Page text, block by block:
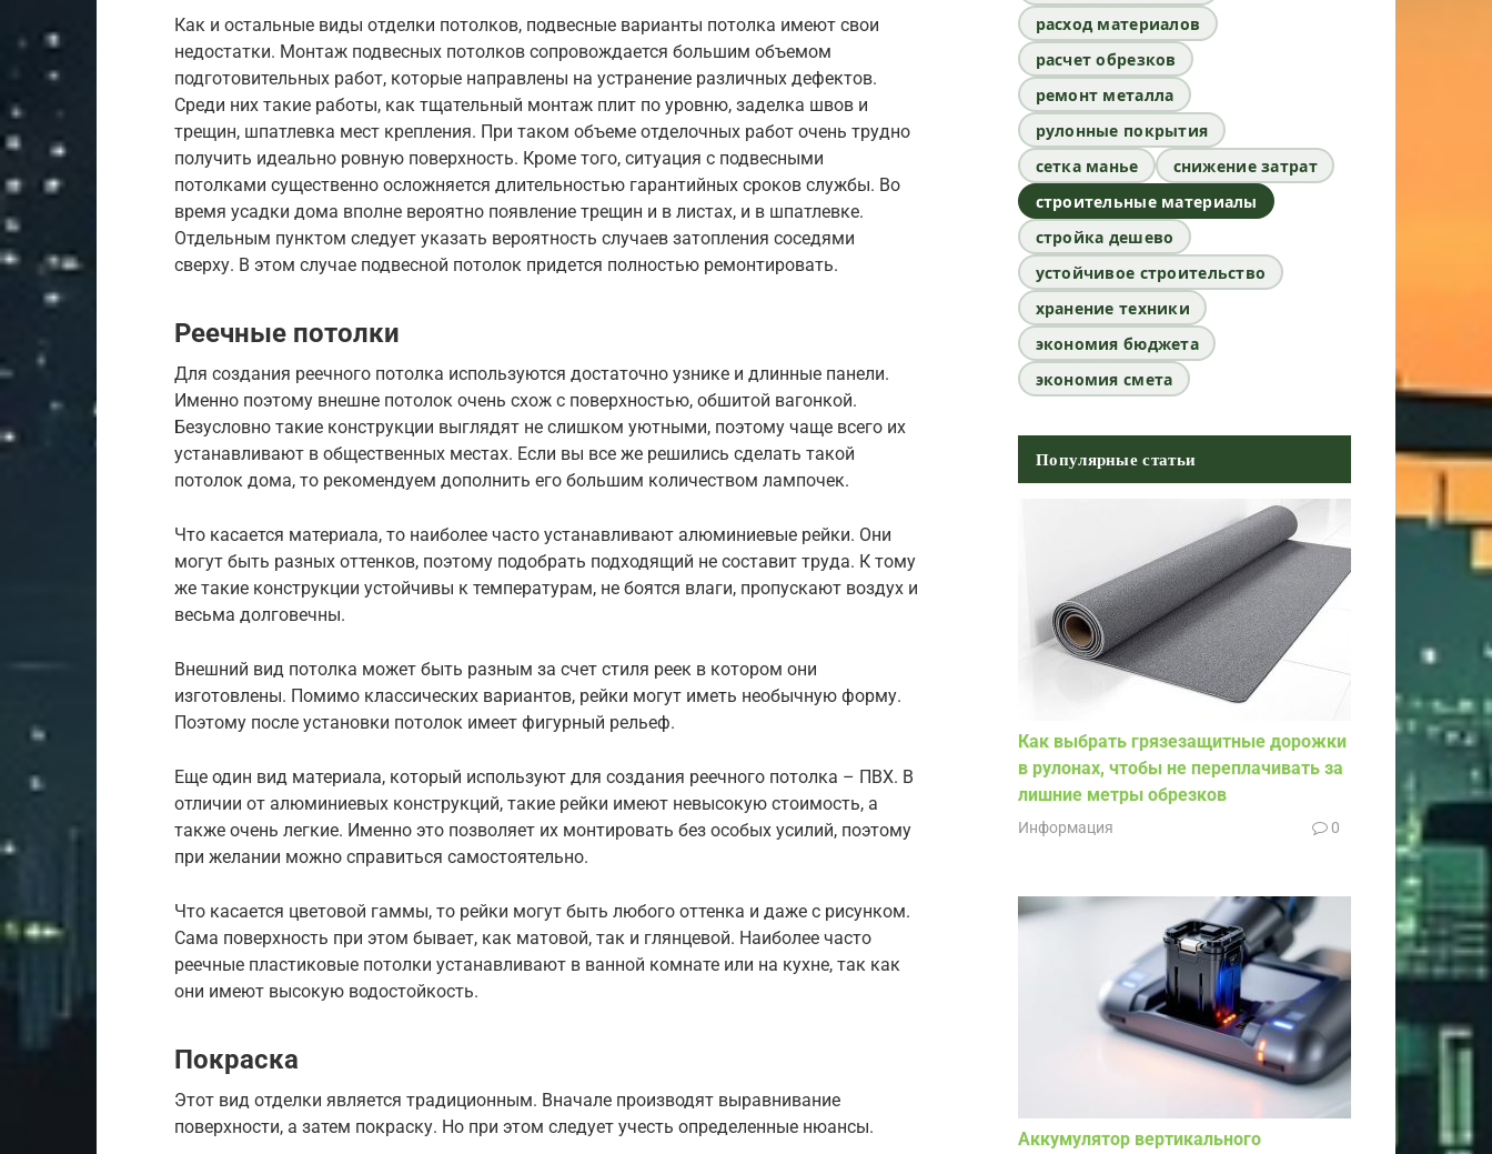
Как и остальные виды отделки потолков, подвесные варианты потолка имеют свои
недостатки. Монтаж подвесных потолков сопровождается большим объемом
подготовительных работ, которые направлены на устранение различных дефектов.
Среди них такие работы, как тщательный монтаж плит по уровню, заделка швов и
трещин, шпатлевка мест крепления. При таком объеме отделочных работ очень трудно
получить идеально ровную поверхность. Кроме того, ситуация с подвесными
потолками существенно осложняется длительностью гарантийных сроков службы. Во
время усадки дома вполне вероятно появление трещин и в листах, и в шпатлевке.
Отдельным пунктом следует указать вероятность случаев затопления соседями
сверху. В этом случае подвесной потолок придется полностью ремонтировать.
Реечные потолки
Для создания реечного потолка используются достаточно узнике и длинные панели.
Именно поэтому внешне потолок очень схож с поверхностью, обшитой вагонкой.
Безусловно такие конструкции выглядят не слишком уютными, поэтому чаще всего их
устанавливают в общественных местах. Если вы все же решились сделать такой
потолок дома, то рекомендуем дополнить его большим количеством лампочек.
Что касается материала, то наиболее часто устанавливают алюминиевые рейки. Они
могут быть разных оттенков, поэтому подобрать подходящий не составит труда. К тому
же такие конструкции устойчивы к температурам, не боятся влаги, пропускают воздух и
весьма долговечны.
Внешний вид потолка может быть разным за счет стиля реек в котором они
изготовлены. Помимо классических вариантов, рейки могут иметь необычную форму.
Поэтому после установки потолок имеет фигурный рельеф.
Еще один вид материала, который используют для создания реечного потолка – ПВХ. В
отличии от алюминиевых конструкций, такие рейки имеют невысокую стоимость, а
также очень легкие. Именно это позволяет их монтировать без особых усилий, поэтому
при желании можно справиться самостоятельно.
Что касается цветовой гаммы, то рейки могут быть любого оттенка и даже с рисунком.
Сама поверхность при этом бывает, как матовой, так и глянцевой. Наиболее часто
реечные пластиковые потолки устанавливают в ванной комнате или на кухне, так как
они имеют высокую водостойкость.
Покраска
Этот вид отделки является традиционным. Вначале производят выравнивание
поверхности, а затем покраску. Но при этом следует учесть определенные нюансы.
расход материалов
расчет обрезков
ремонт металла
рулонные покрытия
сетка манье
снижение затрат
строительные материалы
стройка дешево
устойчивое строительство
хранение техники
экономия бюджета
экономия смета
Популярные статьи
Как выбрать грязезащитные дорожки
в рулонах, чтобы не переплачивать за
лишние метры обрезков
Информация 0
Аккумулятор вертикального